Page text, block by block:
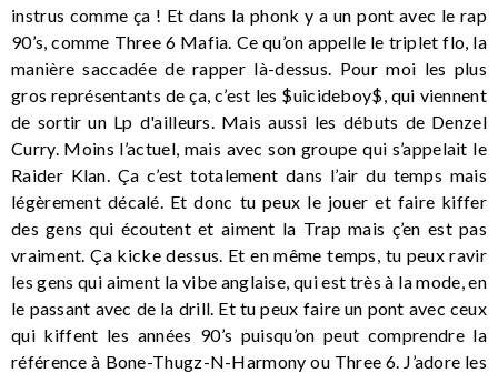
instrus comme ça ! Et dans la phonk y a un pont avec le rap
90’s, comme Three 6 Mafia. Ce qu’on appelle le triplet flo, la
manière saccadée de rapper là-dessus. Pour moi les plus
gros représentants de ça, c’est les $uicideboy$, qui viennent
de sortir un Lp d'ailleurs. Mais aussi les débuts de Denzel
Curry. Moins l’actuel, mais avec son groupe qui s’appelait le
Raider Klan. Ça c’est totalement dans l’air du temps mais
légèrement décalé. Et donc tu peux le jouer et faire kiffer
des gens qui écoutent et aiment la Trap mais ç’en est pas
vraiment. Ça kicke dessus. Et en même temps, tu peux ravir
les gens qui aiment la vibe anglaise, qui est très à la mode, en
le passant avec de la drill. Et tu peux faire un pont avec ceux
qui kiffent les années 90’s puisqu’on peut comprendre la
référence à Bone-Thugz-N-Harmony ou Three 6. J’adore les